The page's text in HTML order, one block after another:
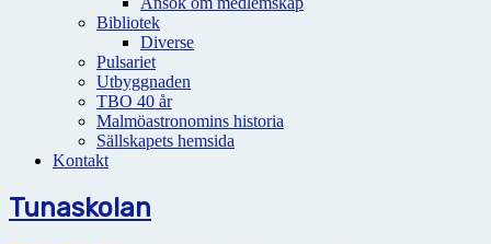
Bibliotek
Diverse
Pulsariet
Utbyggnaden
TBO 40 år
Malmöastronomins historia
Sällskapets hemsida
Kontakt
Tunaskolan